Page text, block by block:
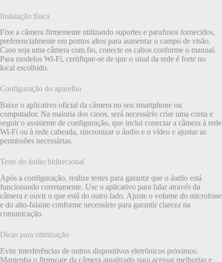
Instalação física
Fixe a câmera firmemente utilizando suportes e parafusos fornecidos,
preferencialmente em pontos altos para aumentar o campo de visão.
Caso seja uma câmera com fio, conecte os cabos conforme o manual.
Para modelos Wi-Fi, certifique-se de que o sinal da rede é forte no
local escolhido.
Configuração do aparelho
Baixe o aplicativo oficial da câmera no seu smartphone ou
computador. Na maioria dos casos, será necessário criar uma conta e
seguir o assistente de configuração, que inclui conectar a câmera à rede
Wi-Fi ou à rede cabeada, sincronizar o áudio e o vídeo e ajustar as
permissões necessárias.
Teste do áudio bidirecional
Após a configuração, realize testes para garantir que o áudio está
funcionando corretamente. Use o aplicativo para falar através da
câmera e ouvir o que está do outro lado. Ajuste o volume do microfone
e do alto-falante conforme necessário para garantir clareza na
comunicação.
Dicas para otimização
Evite interferências de outros dispositivos eletrônicos próximos.
Mantenha o firmware da câmera atualizado para acessar melhorias e